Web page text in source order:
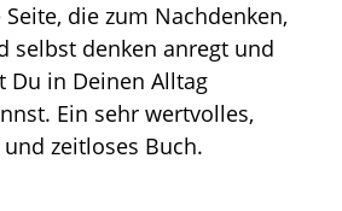
Seite, die zum Nachdenken,
selbst denken anregt und
Du in Deinen Alltag
Ein sehr wertvolles,
zeitloses Buch.